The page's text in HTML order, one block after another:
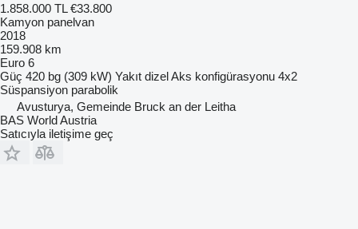
1.858.000 TL €33.800
Kamyon panelvan
2018
159.908 km
Euro 6
Güç 420 bg (309 kW) Yakıt dizelAks konfigürasyonu 4x2
Süspansiyon parabolik
Avusturya, Gemeinde Bruck an der Leitha
BAS World Austria
Satıcıyla iletişime geç